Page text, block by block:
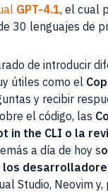
GPT-4.1, el cual
30 lenguajes de
de introducir
útiles como el
y recibir
el código, las
in the CLI o la
a día de hoy s
los
Studio, Neovim